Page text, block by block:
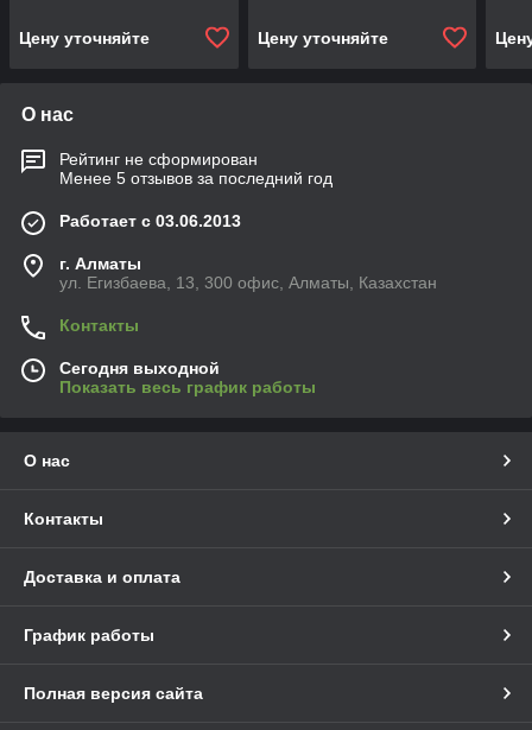
Цену уточняйте Цену уточняйте
О нас
Рейтинг не сформирован
Менее 5 отзывов за последний год
Работает с 03.06.2013
г. Алматы
ул. Егизбаева, 13, 300 офис, Алматы, Казахстан
Контакты
Сегодня выходной
Показать весь график работы
О нас
Контакты
Доставка и оплата
График работы
Полная версия сайта